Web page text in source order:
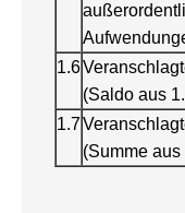
1.6
(Saldo aus
1.7
(Summe